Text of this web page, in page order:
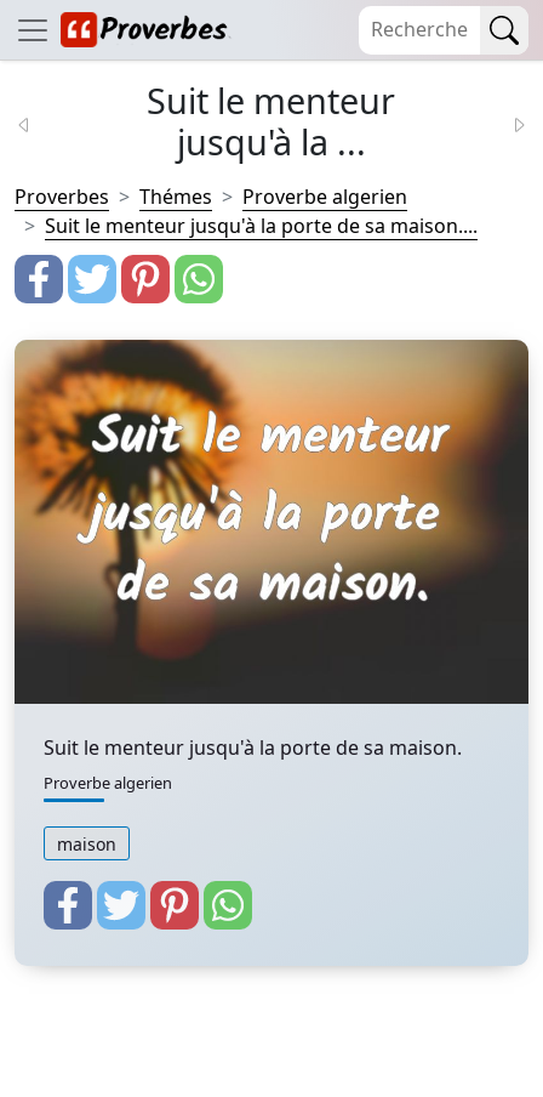
Suit le menteur
jusqu'à la ...
Proverbes Thémes
Proverbe algerien
Suit le menteur jusqu'à la porte de sa maison....
Suit le menteur jusqu'à la porte de sa maison.
Proverbe algerien
maison